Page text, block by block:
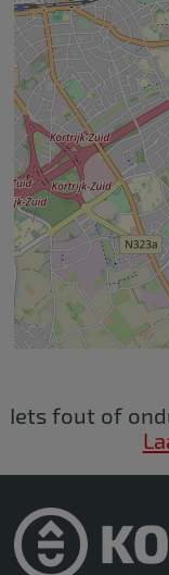
Iets fout of